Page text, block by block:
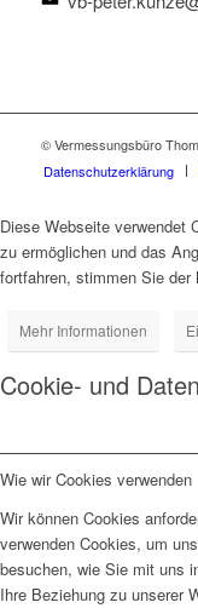
© Vermessungsbüro
Datenschutzerklärung
Diese Webseite verwendet
zu ermöglichen und das
fortfahren, stimmen Sie
Mehr Informationen
Cookie- und
Wie wir Cookies verwenden
Wir können Cookies
verwenden Cookies, um
besuchen, wie Sie mit uns
Ihre Beziehung zu unserer